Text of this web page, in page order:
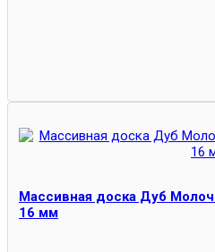
Массивная доска Дуб
16 мм